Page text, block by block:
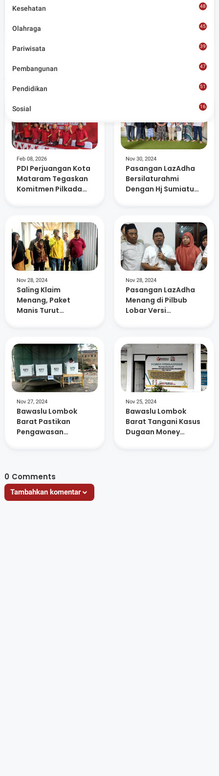
Artikel Terkait
Feb 08, 2026
PDI Perjuangan Kota
Mataram Tegaskan
Komitmen Pilkada
Nov 30, 2024
Pasangan LazAdha
Bersilaturahmi
Dengan Hj Sumiatun,
Nov 28, 2024
Saling Klaim
Menang, Paket
Manis Turut
Nov 28, 2024
Pasangan LazAdha
Menang di Pilbub
Lobar Versi
Nov 27, 2024
Bawaslu Lombok
Barat Pastikan
Pengawasan
Nov 25, 2024
Bawaslu Lombok
Barat Tangani Kasus
Dugaan Money
0 Comments
Tambahkan komentar
Kesehatan 48
Olahraga 45
Pariwisata 39
Pembangunan 47
Pendidikan 51
Sosial
16